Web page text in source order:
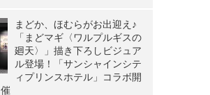
まどか、ほむらがお出迎え♪
「まどマギ〈ワルプルギスの
廻天〉」描き下ろしビジュア
ル登場！「サンシャインシテ
ィプリンスホテル」コラボ開
催